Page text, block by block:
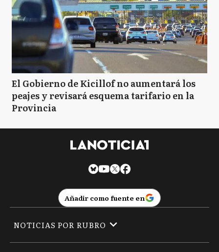
El Gobierno de Kicillof no aumentará los
peajes y revisará esquema tarifario en la
Provincia
Añadir como fuente en
NOTICIAS POR RUBRO